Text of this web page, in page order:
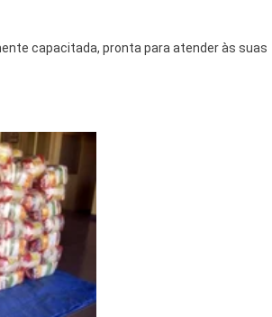
capacitada, pronta para atender às suas